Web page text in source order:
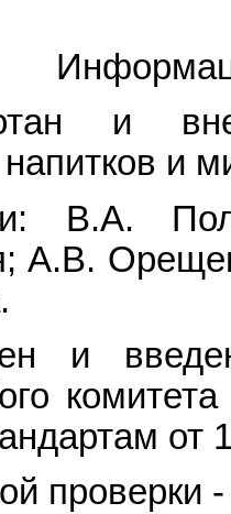
и
и
В.А.
А.В.
и
от
проверки -